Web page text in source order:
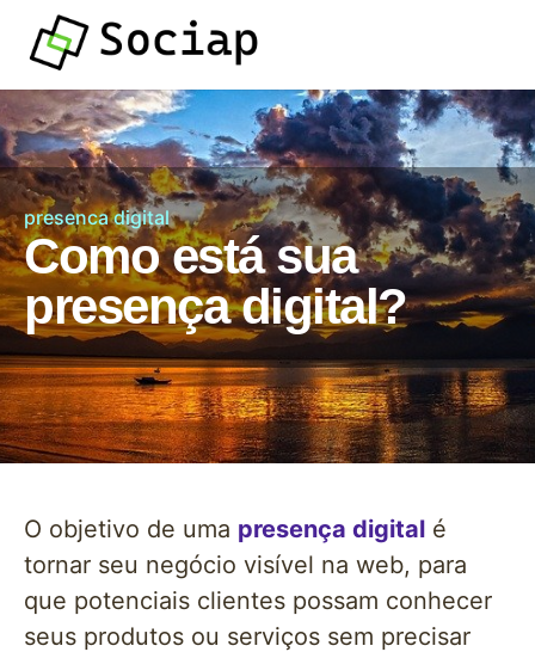
presenca digital
Como está sua
presença digital?
O objetivo de uma presença digital é
tornar seu negócio visível na web, para
que potenciais clientes possam conhecer
seus produtos ou serviços sem precisar